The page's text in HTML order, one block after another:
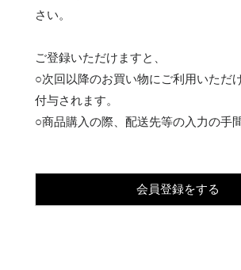
さい。
ご登録いただけますと、
○次回以降のお買い物にご利用いただ
付与されます。
○商品購入の際、配送先等の入力の手
会員登録をする